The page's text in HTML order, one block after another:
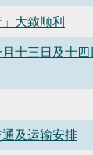
大致顺利
十三日及十四
及运输安排